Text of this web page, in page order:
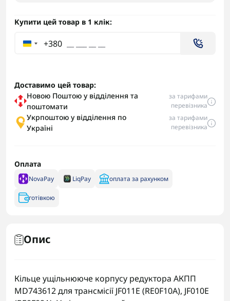
Купити цей товар в 1 клік:
+380
Доставимо цей товар:
Новою Поштою у відділення та
поштомати
за тарифами
перевізника
Укрпоштою у відділення по
Україні
за тарифами
перевізника
Оплата
NovaPay LiqPay оплата за рахунком
готівкою
Опис
Кільце ущільнююче корпусу редуктора АКПП
MD743612 для трансмісії JF011E (RE0F10A), JF010E